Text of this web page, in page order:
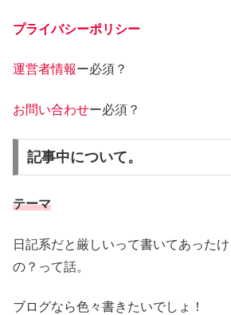
プライバシーポリシー
運営者情報ー必須？
お問い合わせー必須？
記事中について。
テーマ
日記系だと厳しいって書いてあった
の？って話。
ブログなら色々書きたいでしょ！